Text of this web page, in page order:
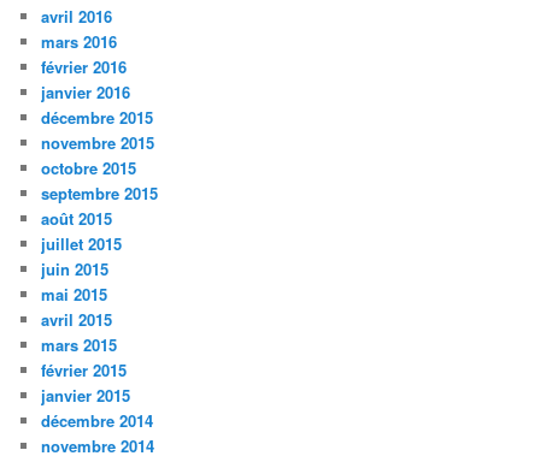
avril 2016
mars 2016
février 2016
janvier 2016
décembre 2015
novembre 2015
octobre 2015
septembre 2015
août 2015
juillet 2015
juin 2015
mai 2015
avril 2015
mars 2015
février 2015
janvier 2015
décembre 2014
novembre 2014